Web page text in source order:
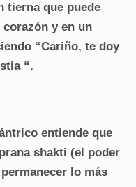
tierna que puede
y en un
“Cariño, te doy
“.
entiende que
shakti (el poder
lo más